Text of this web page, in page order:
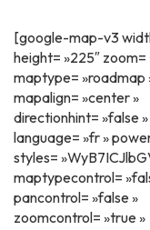
[google-map-v3
height= »225″ zoom=
maptype= »roadmap
mapalign= »center »
directionhint= »false »
language= »fr »
styles=
maptypecontrol=
pancontrol= »false »
zoomcontrol= »true »